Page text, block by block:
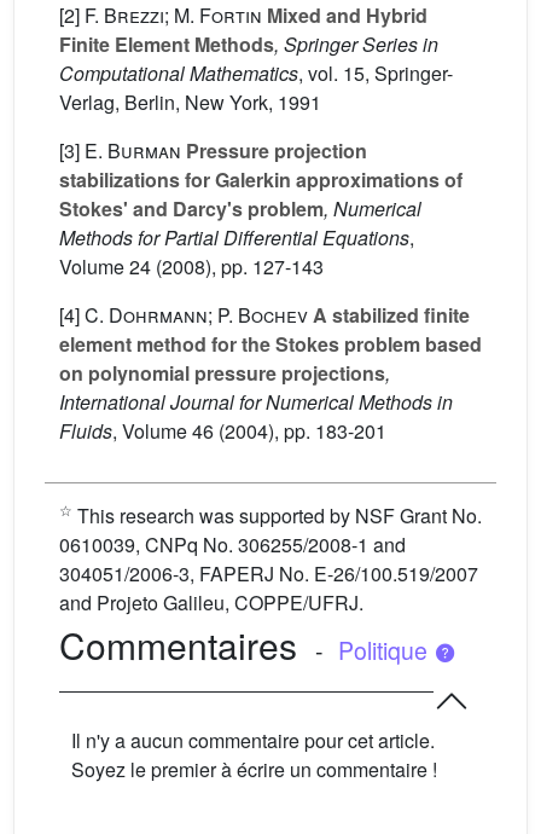
[2] F. Brezzi; M. Fortin Mixed and Hybrid
Finite Element Methods, Springer Series in
Computational Mathematics, vol. 15, Springer-
Verlag, Berlin, New York, 1991
[3] E. Burman Pressure projection
stabilizations for Galerkin approximations of
Stokes' and Darcy's problem, Numerical
Methods for Partial Differential Equations,
Volume 24 (2008), pp. 127-143
[4]C. Dohrmann; P. BochevA stabilized finite
element method for the Stokes problem based
on polynomial pressure projections,
International Journal for Numerical Methods in
Fluids, Volume 46 (2004), pp. 183-201
☆ This research was supported by NSF Grant No.
0610039, CNPq No. 306255/2008-1 and
304051/2006-3, FAPERJ No. E-26/100.519/2007
and Projeto Galileu, COPPE/UFRJ.
Commentaires - Politique
Il n'y a aucun commentaire pour cet article.
Soyez le premier à écrire un commentaire !